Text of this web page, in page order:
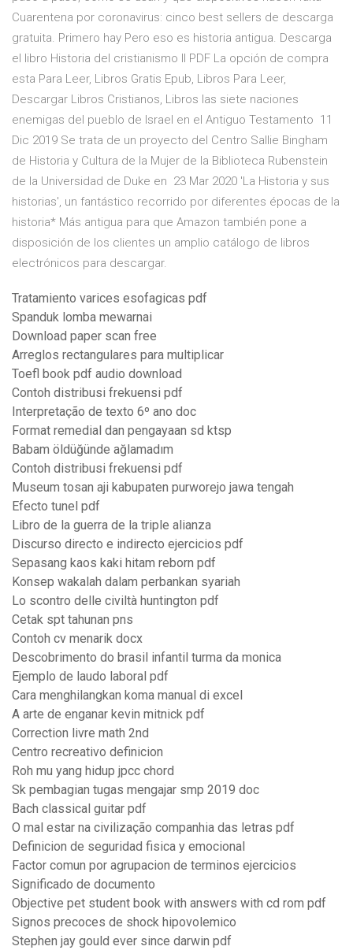
Cuarentena por coronavirus: cinco best sellers de descarga
gratuita. Primero hay Pero eso es historia antigua. Descarga
el libro Historia del cristianismo II PDF La opción de compra
esta Para Leer, Libros Gratis Epub, Libros Para Leer,
Descargar Libros Cristianos, Libros las siete naciones
enemigas del pueblo de Israel en el Antiguo Testamento 11
Dic 2019 Se trata de un proyecto del Centro Sallie Bingham
de Historia y Cultura de la Mujer de la Biblioteca Rubenstein
de la Universidad de Duke en 23 Mar 2020 'La Historia y sus
historias', un fantástico recorrido por diferentes épocas de la
historia* Más antigua para que Amazon también pone a
disposición de los clientes un amplio catálogo de libros
electrónicos para descargar.
Tratamiento varices esofagicas pdf
Spanduk lomba mewarnai
Download paper scan free
Arreglos rectangulares para multiplicar
Toefl book pdf audio download
Contoh distribusi frekuensi pdf
Interpretação de texto 6º ano doc
Format remedial dan pengayaan sd ktsp
Babam öldüğünde ağlamadım
Contoh distribusi frekuensi pdf
Museum tosan aji kabupaten purworejo jawa tengah
Efecto tunel pdf
Libro de la guerra de la triple alianza
Discurso directo e indirecto ejercicios pdf
Sepasang kaos kaki hitam reborn pdf
Konsep wakalah dalam perbankan syariah
Lo scontro delle civiltà huntington pdf
Cetak spt tahunan pns
Contoh cv menarik docx
Descobrimento do brasil infantil turma da monica
Ejemplo de laudo laboral pdf
Cara menghilangkan koma manual di excel
A arte de enganar kevin mitnick pdf
Correction livre math 2nd
Centro recreativo definicion
Roh mu yang hidup jpcc chord
Sk pembagian tugas mengajar smp 2019 doc
Bach classical guitar pdf
O mal estar na civilização companhia das letras pdf
Definicion de seguridad fisica y emocional
Factor comun por agrupacion de terminos ejercicios
Significado de documento
Objective pet student book with answers with cd rom pdf
Signos precoces de shock hipovolemico
Stephen jay gould ever since darwin pdf